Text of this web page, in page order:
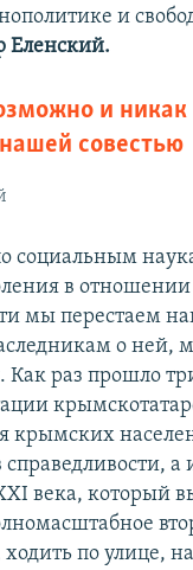
и
Еленский.
и никак
совестью
социальным
в
мы перестаем
о ней,
Как раз прошло
крымских
справедливости, а
века, который
ходить по улице,